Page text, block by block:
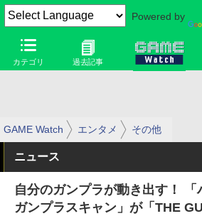
Powered by
カテゴリ 過去記事
GAME Watch エンタメ その他
ニュース
自分のガンプラが動き出す！ 「
ガンプラスキャン」が「THE